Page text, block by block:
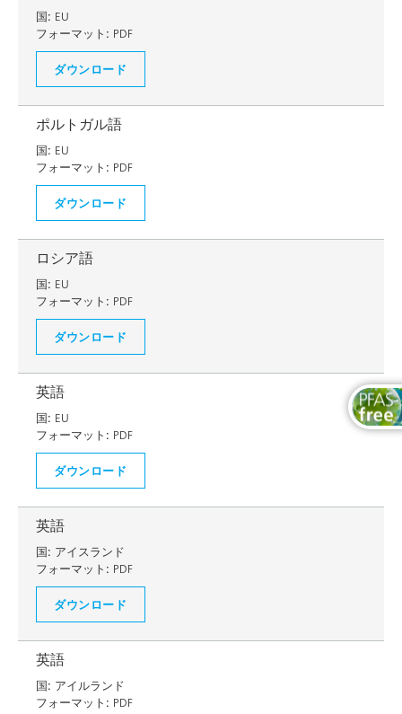
国: EU
フォーマット: PDF
ダウンロード
ポルトガル語
国: EU
フォーマット: PDF
ダウンロード
ロシア語
国: EU
フォーマット: PDF
ダウンロード
英語
国: EU
フォーマット: PDF
ダウンロード
英語
国: アイスランド
フォーマット: PDF
ダウンロード
英語
国: アイルランド
フォーマット: PDF